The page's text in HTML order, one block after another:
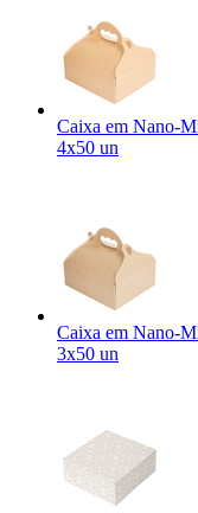
Caixa em Nano-
4x50 un
Caixa em Nano-
3x50 un